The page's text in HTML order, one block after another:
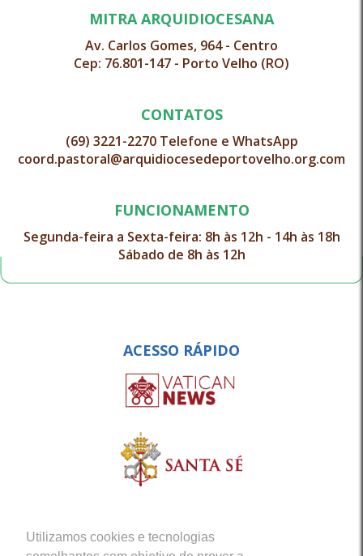
Utilizamos cookies e tecnologias
MITRA ARQUIDIOCESANA
Av. Carlos Gomes, 964 - Centro
Cep: 76.801-147 - Porto Velho (RO)
CONTATOS
(69) 3221-2270 Telefone e WhatsApp
coord.pastoral@arquidiocesedeportovelho.org.com
FUNCIONAMENTO
Segunda-feira a Sexta-feira: 8h às 12h - 14h às 18h
Sábado de 8h às 12h
ACESSO RÁPIDO